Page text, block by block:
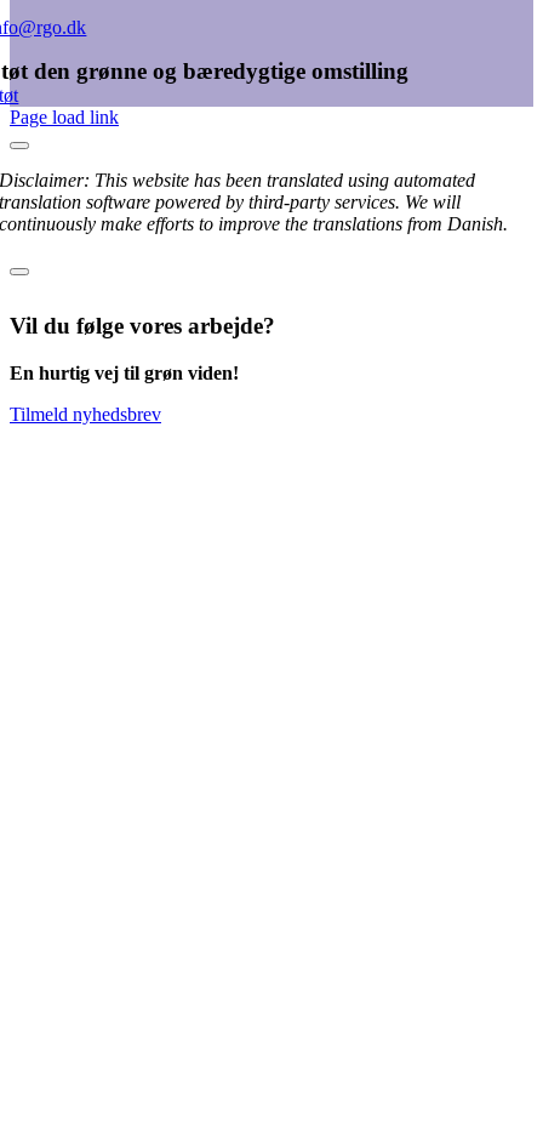
den grønne og bæredygtige omstilling
Page load link
Disclaimer: This website has been translated using automated
translation software powered by third-party services. We will
continuously make efforts to improve the translations from Danish.
Vil du følge vores arbejde?
En hurtig vej til grøn viden!
Tilmeld nyhedsbrev